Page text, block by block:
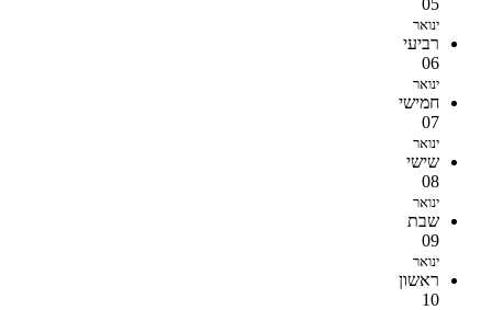
ינואר
רביעי
06
ינואר
חמישי
07
ינואר
שישי
08
ינואר
שבת
09
ינואר
ראשון
10